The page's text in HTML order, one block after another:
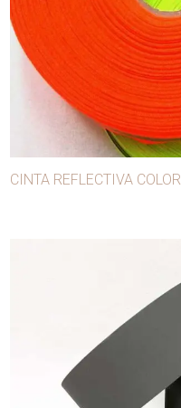
CINTA REFLECTIVA COLOR